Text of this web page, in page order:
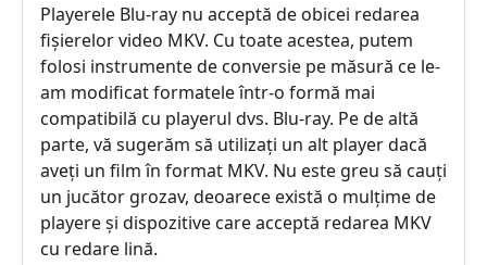
Playerele Blu-ray nu acceptă de obicei redarea
fișierelor video MKV. Cu toate acestea, putem
folosi instrumente de conversie pe măsură ce le-
am modificat formatele într-o formă mai
compatibilă cu playerul dvs. Blu-ray. Pe de altă
parte, vă sugerăm să utilizați un alt player dacă
aveți un film în format MKV. Nu este greu să cauți
un jucător grozav, deoarece există o mulțime de
playere și dispozitive care acceptă redarea MKV
cu redare lină.